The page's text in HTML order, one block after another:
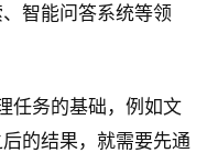
智能问答系统等领
任务的基础，例如文
的结果，就需要先通